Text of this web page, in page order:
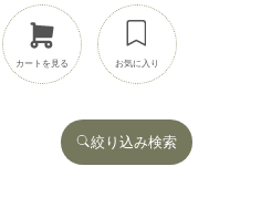
カートを見る お気に入り
絞り込み検索